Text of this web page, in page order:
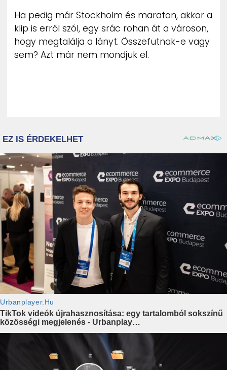
Ha pedig már Stockholm és maraton, akkor a
klip is erről szól, egy srác rohan át a városon,
hogy megtalálja a lányt. Összefutnak-e vagy
sem? Azt már nem mondjuk el.